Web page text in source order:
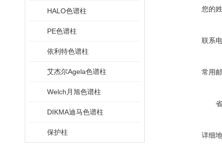
HALO色谱柱
PE色谱柱
依利特色谱柱
艾杰尔Agela色谱柱
Welch月旭色谱柱
DIKMA迪马色谱柱
保护柱
您的
联系
常用
详细